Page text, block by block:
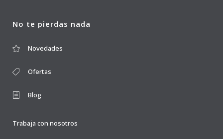
No te pierdas nada
Novedades
Ofertas
Blog
Trabaja con nosotros